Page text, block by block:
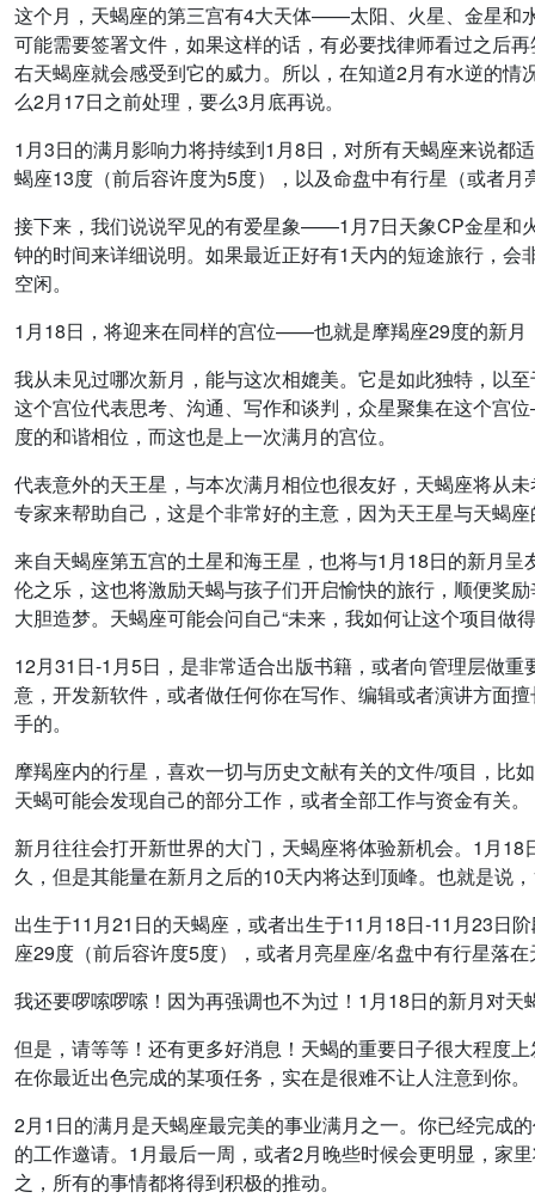
这个月，天蝎座的第三宫有4大天体——太阳、火星、金星和
可能需要签署文件，如果这样的话，有必要找律师看过之后
右天蝎座就会感受到它的威力。所以，在知道2月有水逆的
么2月17日之前处理，要么3月底再说。
1月3日的满月影响力将持续到1月8日，对所有天蝎座来说都
蝎座13度（前后容许度为5度），以及命盘中有行星（或者
接下来，我们说说罕见的有爱星象——1月7日天象CP金星和
钟的时间来详细说明。如果最近正好有1天内的短途旅行，
空闲。
1月18日，将迎来在同样的宫位——也就是摩羯座29度的新
我从未见过哪次新月，能与这次相媲美。它是如此独特，以
这个宫位代表思考、沟通、写作和谈判，众星聚集在这个宫
度的和谐相位，而这也是上一次满月的宫位。
代表意外的天王星，与本次满月相位也很友好，天蝎座将从
专家来帮助自己，这是个非常好的主意，因为天王星与天蝎
来自天蝎座第五宫的土星和海王星，也将与1月18日的新月呈
伦之乐，这也将激励天蝎与孩子们开启愉快的旅行，顺便奖
大胆造梦。天蝎座可能会问自己“未来，我如何让这个项目做
12月31日-1月5日，是非常适合出版书籍，或者向管理层做
意，开发新软件，或者做任何你在写作、编辑或者演讲方面
手的。
摩羯座内的行星，喜欢一切与历史文献有关的文件/项目，比
天蝎可能会发现自己的部分工作，或者全部工作与资金有关。
新月往往会打开新世界的大门，天蝎座将体验新机会。1月
久，但是其能量在新月之后的10天内将达到顶峰。也就是说
出生于11月21日的天蝎座，或者出生于11月18日-11月23日
座29度（前后容许度5度），或者月亮星座/名盘中有行星落
我还要啰嗦啰嗦！因为再强调也不为过！1月18日的新月对
但是，请等等！还有更多好消息！天蝎的重要日子很大程度
在你最近出色完成的某项任务，实在是很难不让人注意到你。
2月1日的满月是天蝎座最完美的事业满月之一。你已经完成
的工作邀请。1月最后一周，或者2月晚些时候会更明显，家
之，所有的事情都将得到积极的推动。